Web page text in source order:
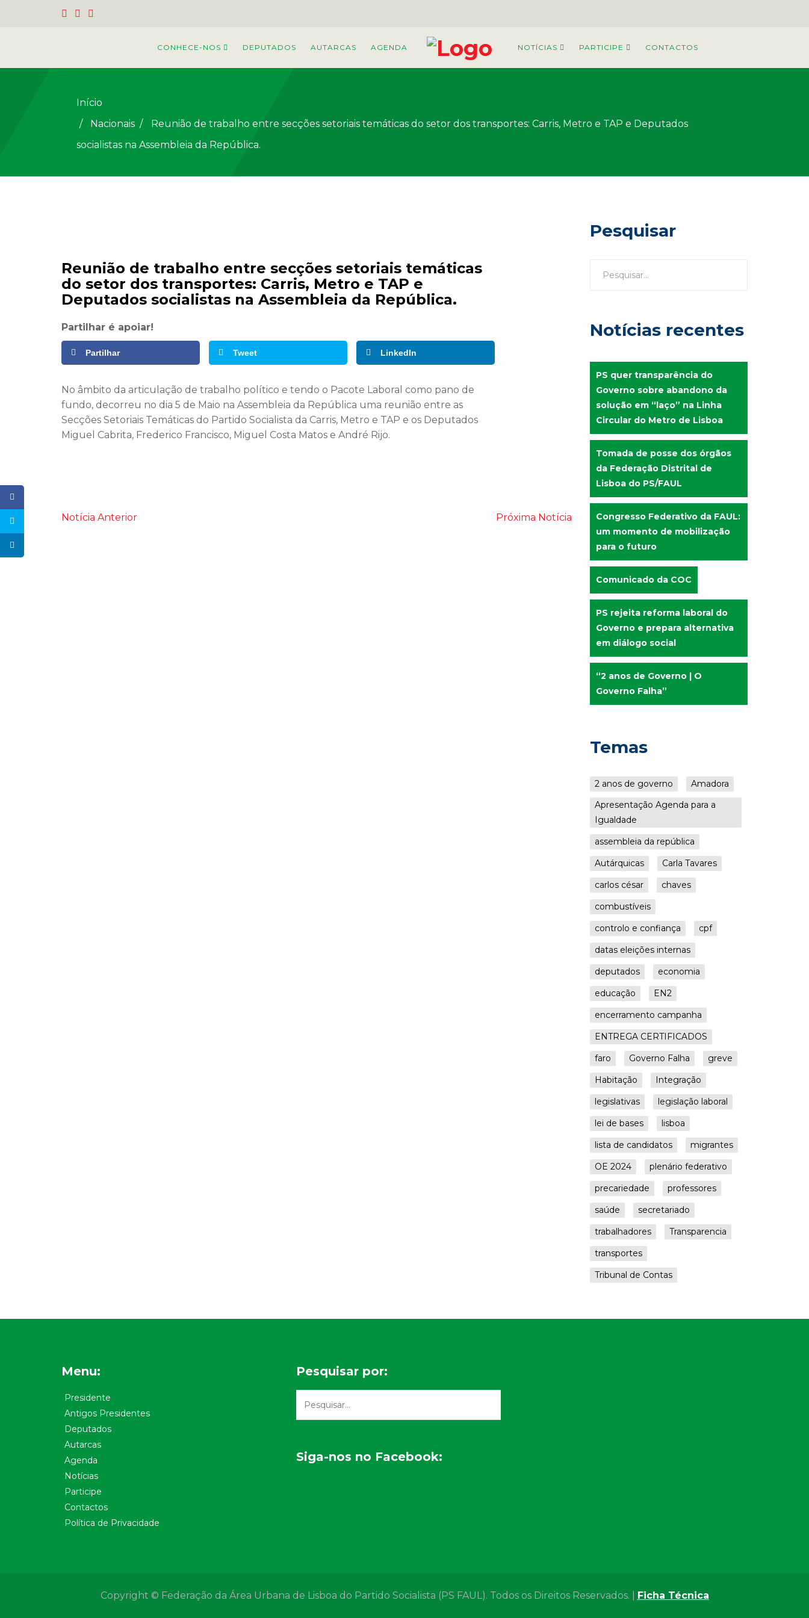
CONHECE-NOS DEPUTADOS AUTARCAS AGENDA NOTÍCIAS PARTICIPE CONTACTOS
Início
Nacionais /
Reunião de trabalho entre secções setoriais temáticas do setor dos transportes: Carris, Metro e TAP e Deputados
socialistas na Assembleia da República.
Reunião de trabalho entre secções setoriais temáticas
do setor dos transportes: Carris, Metro e TAP e
Deputados socialistas na Assembleia da República.
Partilhar é apoiar!
Partilhar Tweet LinkedIn
No âmbito da articulação de trabalho político e tendo o Pacote Laboral como pano de
fundo, decorreu no dia 5 de Maio na Assembleia da República uma reunião entre as
Secções Setoriais Temáticas do Partido Socialista da Carris, Metro e TAP e os Deputados
Miguel Cabrita, Frederico Francisco, Miguel Costa Matos e André Rijo.
Notícia Anterior Próxima Notícia
Pesquisar
Notícias recentes
PS quer transparência do
Governo sobre abandono da
solução em “laço” na Linha
Circular do Metro de Lisboa
Tomada de posse dos órgãos
da Federação Distrital de
Lisboa do PS/FAUL
Congresso Federativo da FAUL:
um momento de mobilização
para o futuro
Comunicado da COC
PS rejeita reforma laboral do
Governo e prepara alternativa
em diálogo social
“2 anos de Governo | O
Governo Falha”
Temas
2 anos de governo
Amadora
Apresentação Agenda para a
Igualdade
assembleia da república
Autárquicas
Carla Tavares
carlos césar
chaves
combustíveis
controlo e confiança
cpf
datas eleições internas
deputados
economia
educação
EN2
encerramento campanha
ENTREGA CERTIFICADOS
faro
Governo Falha
greve
Habitação
Integração
legislativas
legislação laboral
lei de bases
lisboa
lista de candidatos
migrantes
OE 2024
plenário federativo
precariedade
professores
saúde
secretariado
trabalhadores
Transparencia
transportes
Tribunal de Contas
Menu:
Presidente
Antigos Presidentes
Deputados
Autarcas
Agenda
Notícias
Participe
Contactos
Política de Privacidade
Pesquisar por:
Siga-nos no Facebook:
Copyright © Federação da Área Urbana de Lisboa do Partido Socialista (PS FAUL). Todos os Direitos Reservados. | Ficha Técnica